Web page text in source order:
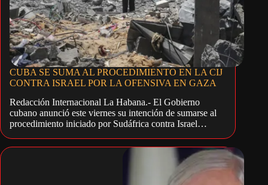
CUBA SE SUMA AL PROCEDIMIENTO EN LA CIJ
CONTRA ISRAEL POR LA OFENSIVA EN GAZA
Redacción Internacional La Habana.- El Gobierno
cubano anunció este viernes su intención de sumarse al
procedimiento iniciado por Sudáfrica contra Israel…